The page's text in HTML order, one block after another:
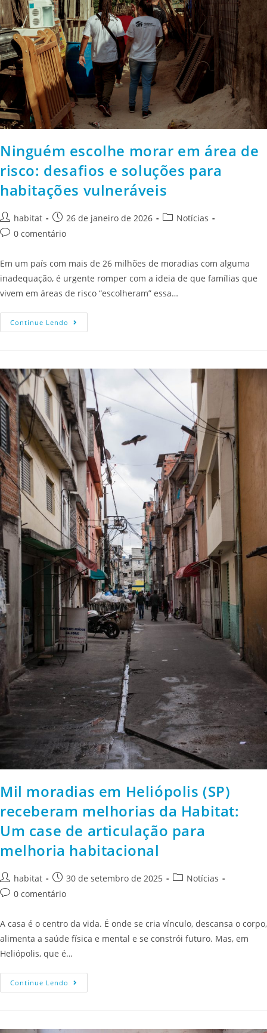
Ninguém escolhe morar em área de
risco: desafios e soluções para
habitações vulneráveis
habitat 26 de janeiro de 2026
Notícias
0 comentário
Em um país com mais de 26 milhões de moradias com alguma
inadequação, é urgente romper com a ideia de que famílias que
vivem em áreas de risco “escolheram” essa…
Continue Lendo
Mil moradias em Heliópolis (SP)
receberam melhorias da Habitat:
Um case de articulação para
melhoria habitacional
habitat 30 de setembro de 2025
Notícias
0 comentário
A casa é o centro da vida. É onde se cria vínculo, descansa o corpo,
alimenta a saúde física e mental e se constrói futuro. Mas, em
Heliópolis, que é…
Continue Lendo